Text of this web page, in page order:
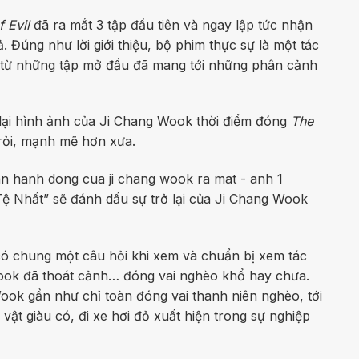
Evilđã ra mắt 3 tập đầu tiên và ngay lập tức nhận
Đúng như lời giới thiệu, bộ phim thực sự là một tác
những tập mở đầu đã mang tới những phân cảnh
hình ảnh của Ji Chang Wook thời điểm đóng The
mạnh mẽ hơn xưa.
Nhất” sẽ đánh dấu sự trở lại của Ji Chang Wook
chung một câu hỏi khi xem và chuẩn bị xem tác
đã thoát cảnh… đóng vai nghèo khổ hay chưa.
gần như chỉ toàn đóng vai thanh niên nghèo, tới
giàu có, đi xe hơi đỏ xuất hiện trong sự nghiệp